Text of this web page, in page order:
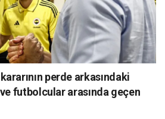
perde arkasındaki
futbolcular arasında geçen